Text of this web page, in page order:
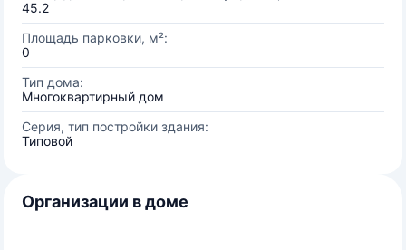
45.2
Площадь парковки, м²:
0
Тип дома:
Многоквартирный дом
Серия, тип постройки здания:
Типовой
Организации в доме